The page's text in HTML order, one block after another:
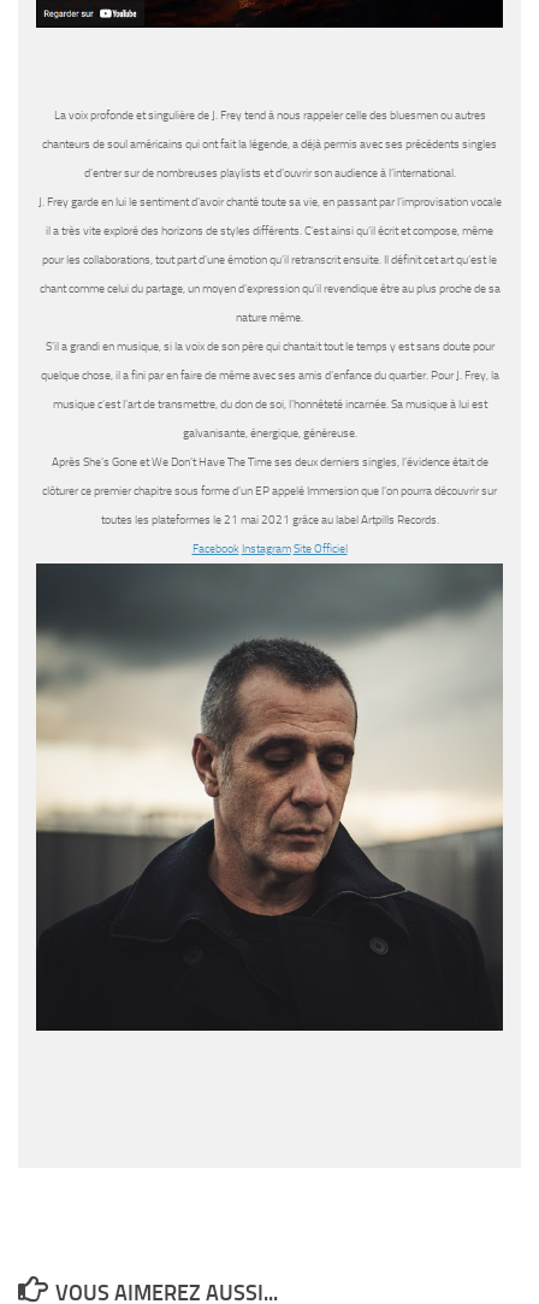
La voix profonde et singulière de J. Frey tend à nous rappeler celle des bluesmen ou autres
chanteurs de soul américains qui ont fait la légende, a déjà permis avec ses précédents singles
d’entrer sur de nombreuses playlists et d’ouvrir son audience à l’international.
J. Frey garde en lui le sentiment d’avoir chanté toute sa vie, en passant par l’improvisation vocale
il a très vite exploré des horizons de styles différents. C’est ainsi qu’il écrit et compose, même
pour les collaborations, tout part d’une émotion qu’il retranscrit ensuite. Il définit cet art qu’est le
chant comme celui du partage, un moyen d’expression qu’il revendique être au plus proche de sa
nature même.
S’il a grandi en musique, si la voix de son père qui chantait tout le temps y est sans doute pour
quelque chose, il a fini par en faire de même avec ses amis d’enfance du quartier. Pour J. Frey, la
musique c’est l’art de transmettre, du don de soi, l’honnêteté incarnée. Sa musique à lui est
galvanisante, énergique, généreuse.
Après She’s Gone et We Don’t Have The Time ses deux derniers singles, l’évidence était de
clôturer ce premier chapitre sous forme d’un EP appelé Immersion que l’on pourra découvrir sur
toutes les plateformes le 21 mai 2021 grâce au label Artpills Records.
Facebook Instagram Site Officiel
VOUS AIMEREZ AUSSI...